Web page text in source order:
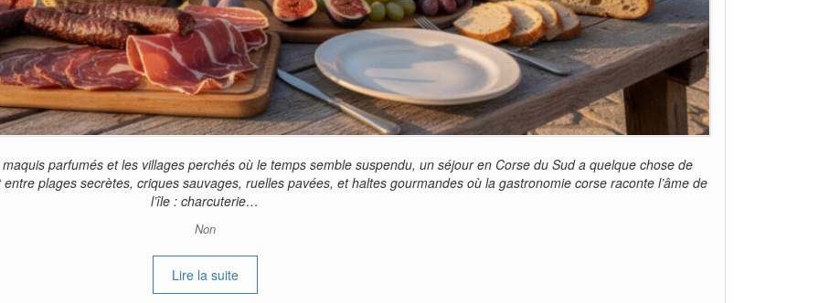
parfumés et les villages perchés où le temps semble suspendu, un séjour en Corse du Sud a quelque chose de
plages secrètes, criques sauvages, ruelles pavées, et haltes gourmandes où la gastronomie corse raconte l’âme de
l’île : charcuterie…
Non
Lire la suite